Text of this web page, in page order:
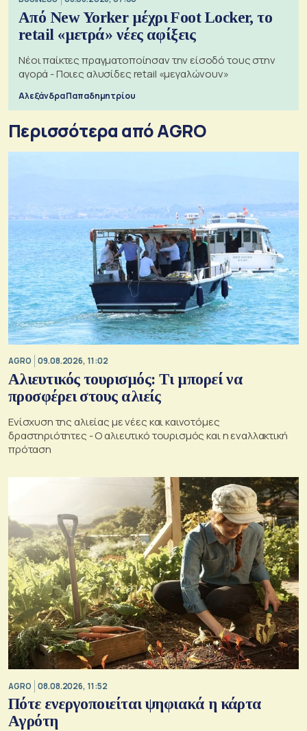
Από New Yorker μέχρι Foot Locker, το
retail «μετρά» νέες αφίξεις
Νέοι παίκτες πραγματοποίησαν την είσοδό τους στην
αγορά - Ποιες αλυσίδες retail «μεγαλώνουν»
Αλεξάνδρα Παπαδημητρίου
Περισσότερα από AGRO
AGRO 09.08.2026, 11:02
Αλιευτικός τουρισμός: Τι μπορεί να
προσφέρει στους αλιείς
Ενίσχυση της αλιείας με νέες και καινοτόμες
δραστηριότητες - Ο αλιευτικό τουρισμός και η εναλλακτική
πρόταση
AGRO 08.08.2026, 11:52
Πότε ενεργοποιείται ψηφιακά η κάρτα
Αγρότη